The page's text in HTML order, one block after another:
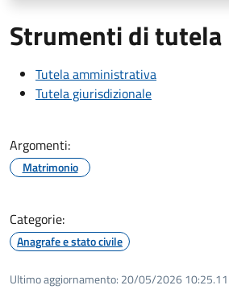
Strumenti di tutela
Tutela amministrativa
Tutela giurisdizionale
Argomenti:
Matrimonio
Categorie:
Anagrafe e stato civile
Ultimo aggiornamento: 20/05/2026 10:25.11